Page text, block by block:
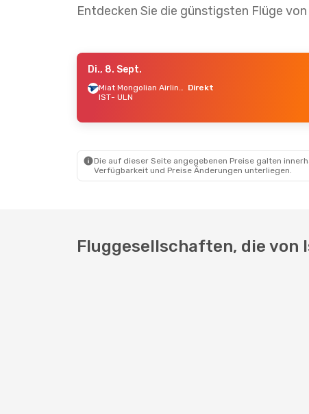
Entdecken Sie die günstigsten Flüge
- Mi., 21. Okt.
Miat Mongolian Airlines
Direkt
Di., 8. Sept.
Miat Mongolian Airlines Direkt
IST- ULN
Die auf dieser Seite angegebenen Preise galten
Verfügbarkeit und Preise Änderungen unterliegen.
Fluggesellschaften, die von